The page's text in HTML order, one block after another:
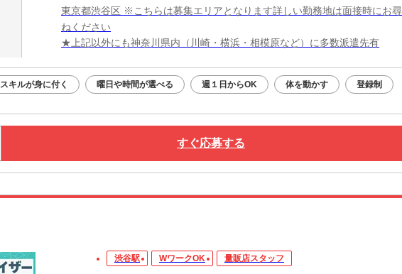
東京都渋谷区 ※こちらは募集エリアとなります詳しい勤務地は面接時にお尋
ねください
★上記以外にも神奈川県内（川崎・横浜・相模原など）に多数派遣先有
スキルが身に付く 曜日や時間が選べる 週１日からOK 体を動かす 登録制
すぐ応募する
渋谷駅 WワークOK 量販店スタッフ